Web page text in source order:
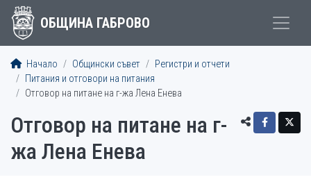
ОБЩИНА ГАБРОВО
Начало Общински съвет
Регистри и отчети
Питания и отговори на питания
Отговор на питане на г-жа Лена Енева
Отговор на питане на г-
жа Лена Енева